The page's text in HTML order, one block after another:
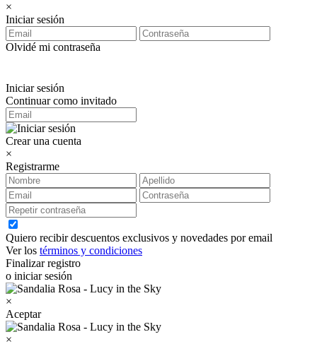
×
Iniciar sesión
Olvidé mi contraseña
Iniciar sesión
Continuar como invitado
Crear una cuenta
×
Registrarme
Quiero recibir descuentos exclusivos y novedades por email
Ver los términos y condiciones
Finalizar registro
o iniciar sesión
×
Aceptar
×